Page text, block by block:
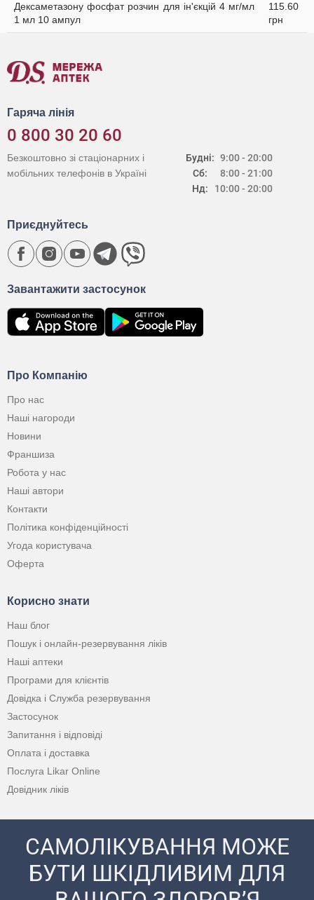
Дексаметазону фосфат розчин для ін'єкцій 4 мг/мл
1 мл 10 ампул
115.60
грн
Гаряча лінія
0 800 30 20 60
Будні:
Сб:
Нд:
9:00 - 20:00
8:00 - 21:00
10:00 - 20:00
Безкоштовно зі стаціонарних і
мобільних телефонів в Україні
Про Компанію
Про нас
Наші нагороди
Новини
Франшиза
Робота у нас
Наші автори
Контакти
Політика конфіденційності
Угода користувача
Оферта
Корисно знати
Наш блог
Пошук і онлайн-резервування ліків
Наші аптеки
Програми для клієнтів
Довідка і Служба резервування
Застосунок
Запитання і відповіді
Оплата і доставка
Послуга Likar Online
Довідник ліків
Завантажити застосунок
Приєднуйтесь
САМОЛІКУВАННЯ МОЖЕ
БУТИ ШКІДЛИВИМ ДЛЯ